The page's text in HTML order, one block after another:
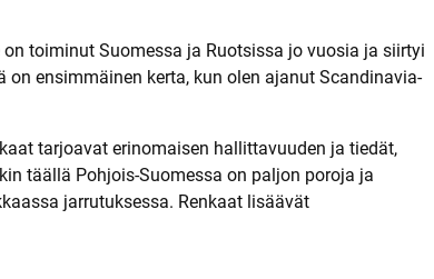
toiminut Suomessa ja Ruotsissa jo vuosia ja siirtyi
on ensimmäinen kerta, kun olen ajanut Scandinavia-
tarjoavat erinomaisen hallittavuuden ja tiedät,
täällä Pohjois-Suomessa on paljon poroja ja
jarrutuksessa. Renkaat lisäävät